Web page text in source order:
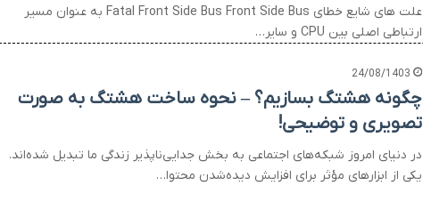
علت های شایع خطای Fatal Front Side Bus Front Side Bus به عنوان مسیر
ارتباطی اصلی بین CPU و سایر…
24/08/1403
چگونه هشتگ بسازیم؟ – نحوه ساخت هشتگ به صورت
تصویری و توضیحی!
در دنیای امروز شبکه‌های اجتماعی به بخش جدایی‌ناپذیر زندگی ما تبدیل شده‌اند.
یکی از ابزارهای مؤثر برای افزایش دیده‌شدن محتوا…